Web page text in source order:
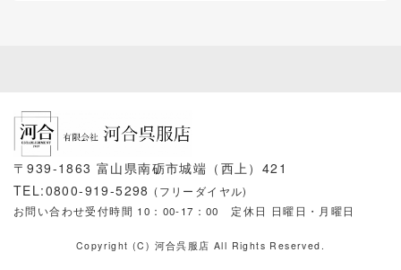
〒939-1863 富山県南砺市城端（西上）421
TEL:0800-919-5298(フリーダイヤル)
お問い合わせ受付時間 10：00-17：00 定休日 日曜日・月曜日
Copyright (C) 河合呉服店 All Rights Reserved.